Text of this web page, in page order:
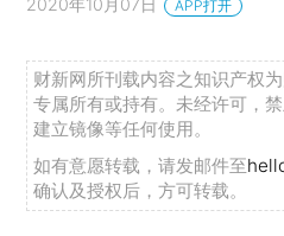
APP打开
财新网所刊载内容之知识产权
专属所有或持有。未经许可，
建立镜像等任何使用。
如有意愿转载，请发邮件至
确认及授权后，方可转载。